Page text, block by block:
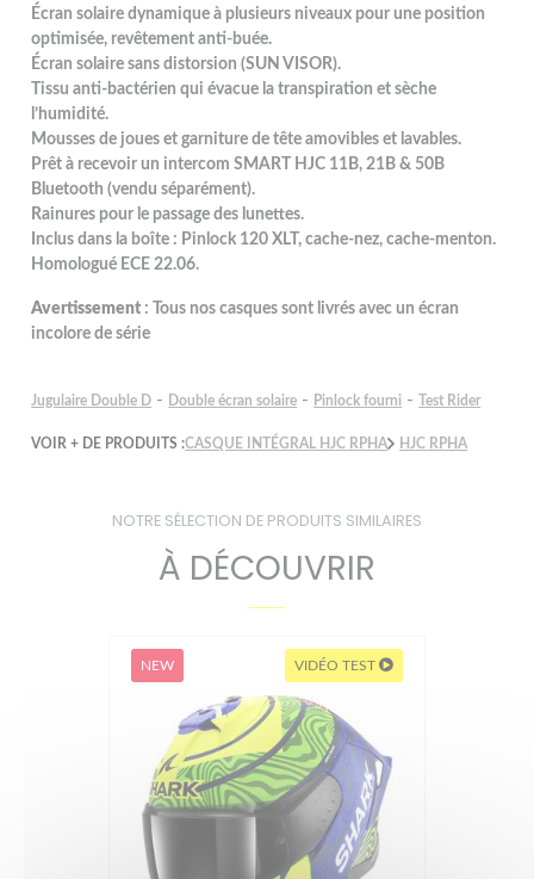
Écran solaire dynamique à plusieurs niveaux pour une position
optimisée, revêtement anti-buée.
Écran solaire sans distorsion (SUN VISOR).
Tissu anti-bactérien qui évacue la transpiration et sèche
l’humidité.
Mousses de joues et garniture de tête amovibles et lavables.
Prêt à recevoir un intercom SMART HJC 11B, 21B & 50B
Bluetooth (vendu séparément).
Rainures pour le passage des lunettes.
Inclus dans la boîte : Pinlock 120 XLT, cache-nez, cache-menton.
Homologué ECE 22.06.
Avertissement : Tous nos casques sont livrés avec un écran
incolore de série
Jugulaire Double D - Double écran solaire - Pinlock fourni - Test Rider
VOIR + DE PRODUITS :CASQUE INTÉGRAL HJC RPHA HJC RPHA
NOTRE SÉLECTION DE PRODUITS SIMILAIRES
À DÉCOUVRIR
NEW VIDÉO TEST